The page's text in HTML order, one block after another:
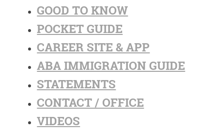
GOOD TO KNOW
POCKET GUIDE
CAREER SITE & APP
ABA IMMIGRATION GUIDE
STATEMENTS
CONTACT / OFFICE
VIDEOS